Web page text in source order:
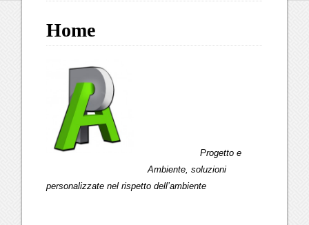
Home
Progetto e
Ambiente, soluzioni
personalizzate nel rispetto dell’ambiente